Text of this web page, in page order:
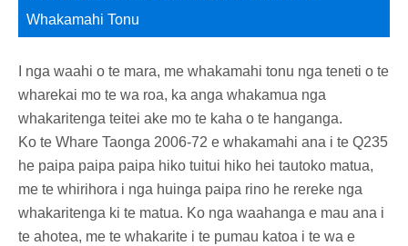
Whakamahi Tonu
I nga waahi o te mara, me whakamahi tonu nga teneti o te
wharekai mo te wa roa, ka anga whakamua nga
whakaritenga teitei ake mo te kaha o te hanganga.
Ko te Whare Taonga 2006-72 e whakamahi ana i te Q235
he paipa paipa paipa hiko tuitui hiko hei tautoko matua,
me te whirihora i nga huinga paipa rino he rereke nga
whakaritenga ki te matua. Ko nga waahanga e mau ana i
te ahotea, me te whakarite i te pumau katoa i te wa e